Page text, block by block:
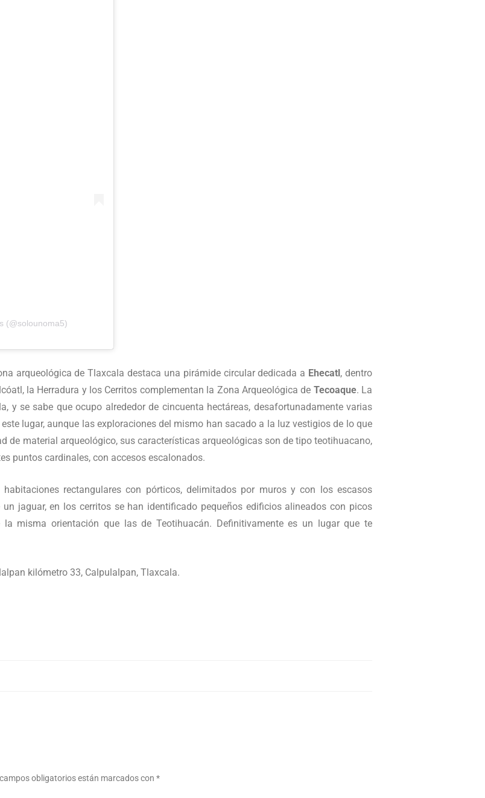
(@solounoma5)
arqueológica de Tlaxcala destaca una pirámide circular dedicada a Ehecatl, dentro
la Herradura y los Cerritos complementan la Zona Arqueológica de Tecoaque. La
y se sabe que ocupo alrededor de cincuenta hectáreas, desafortunadamente varias
lugar, aunque las exploraciones del mismo han sacado a la luz vestigios de lo que
de material arqueológico, sus características arqueológicas son de tipo teotihuacano,
puntos cardinales, con accesos escalonados.
rectangulares con pórticos, delimitados por muros y con los escasos
jaguar, en los cerritos se han identificado pequeños edificios alineados con picos
misma orientación que las de Teotihuacán. Definitivamente es un lugar que te
kilómetro 33, Calpulalpan, Tlaxcala.
obligatorios están marcados con *